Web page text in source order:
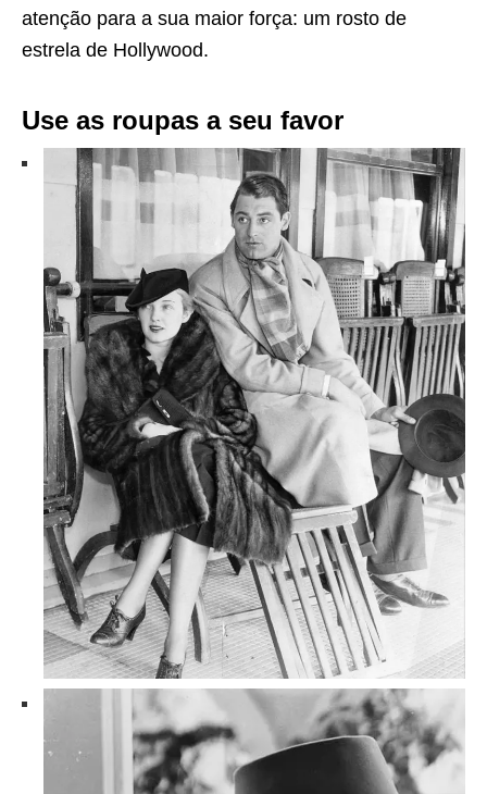
atenção para a sua maior força: um rosto de
estrela de Hollywood.
Use as roupas a seu favor